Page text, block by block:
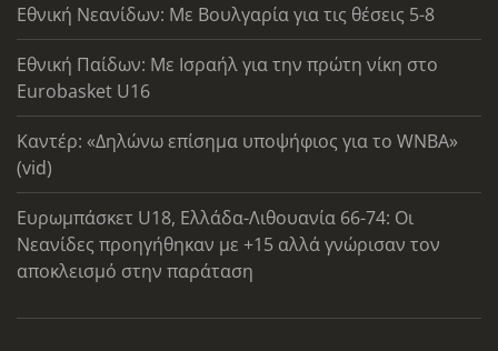
Εθνική Νεανίδων: Με Βουλγαρία για τις θέσεις 5-8
Εθνική Παίδων: Με Ισραήλ για την πρώτη νίκη στο
Eurobasket U16
Καντέρ: «Δηλώνω επίσημα υποψήφιος για το WNBA»
(vid)
Ευρωμπάσκετ U18, Ελλάδα-Λιθουανία 66-74: Οι
Νεανίδες προηγήθηκαν με +15 αλλά γνώρισαν τον
αποκλεισμό στην παράταση